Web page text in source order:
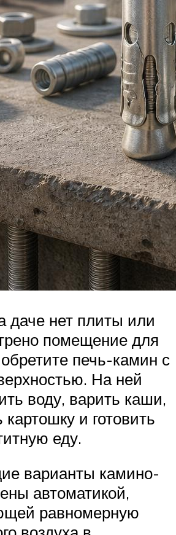
даче нет плиты или
помещение для
печь-камин с
На ней
воду, варить каши,
и готовить
еду.
варианты камино-
автоматикой,
равномерную